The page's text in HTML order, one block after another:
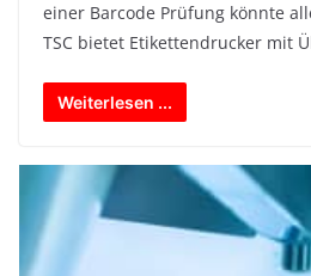
einer Barcode Prüfung könnte
TSC bietet Etikettendrucker mit
Weiterlesen ...